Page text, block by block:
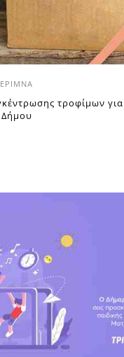
τροφίμων για
Δήμου